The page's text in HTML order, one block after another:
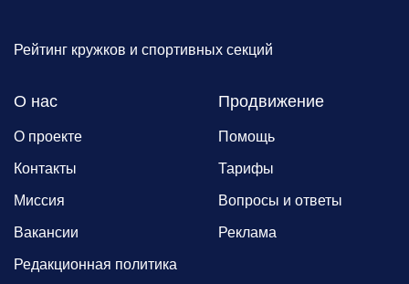
Рейтинг кружков и спортивных секций
О нас
О проекте
Контакты
Миссия
Вакансии
Редакционная политика
Продвижение
Помощь
Тарифы
Вопросы и ответы
Реклама